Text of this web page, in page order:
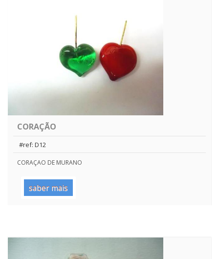
CORAÇÃO
#ref: D12
CORAÇAO DE MURANO
saber mais